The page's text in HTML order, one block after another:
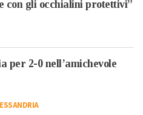
con gli occhialini protettivi”
per 2-0 nell’amichevole